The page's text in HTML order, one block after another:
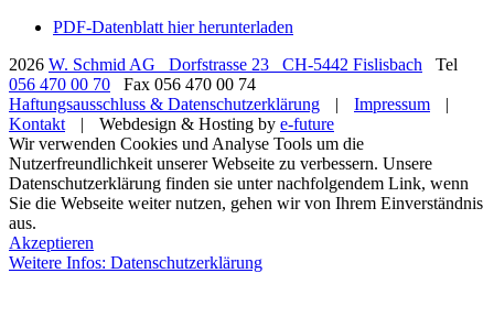
PDF-Datenblatt hier herunterladen
2026 W. Schmid AG Dorfstrasse 23 CH-5442 Fislisbach
Tel
056 470 00 70
Fax 056 470 00 74
Haftungsausschluss & Datenschutzerklärung
| Impressum
|
Kontakt
| Webdesign & Hosting by e-future
Wir verwenden Cookies und Analyse Tools um die
Nutzerfreundlichkeit unserer Webseite zu verbessern. Unsere
Datenschutzerklärung finden sie unter nachfolgendem Link, wenn
Sie die Webseite weiter nutzen, gehen wir von Ihrem Einverständnis
aus.
Akzeptieren
Weitere Infos: Datenschutzerklärung